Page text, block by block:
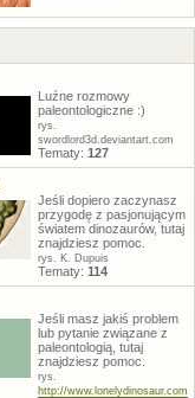
Luźne rozmowy
paleontologiczne :)
rys.
swordlord3d.deviantart.com
Tematy: 127
Jeśli dopiero zaczynasz
przygodę z pasjonującym
światem dinozaurów, tutaj
znajdziesz pomoc.
rys. K. Dupuis
Tematy: 114
Jeśli masz jakiś problem
lub pytanie związane z
paleontologią, tutaj
znajdziesz pomoc.
rys.
http://www.lonelydinosaur.com